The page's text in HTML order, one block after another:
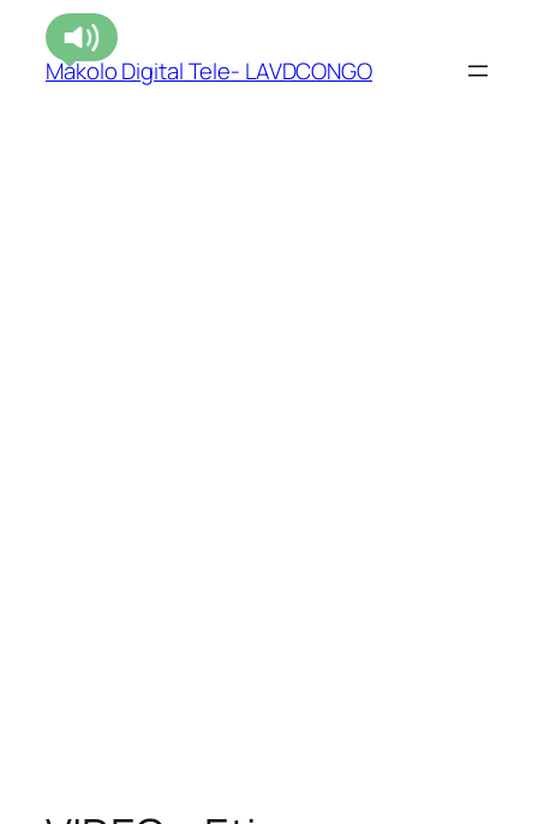
Makolo Digital Tele- LAVDCONGO